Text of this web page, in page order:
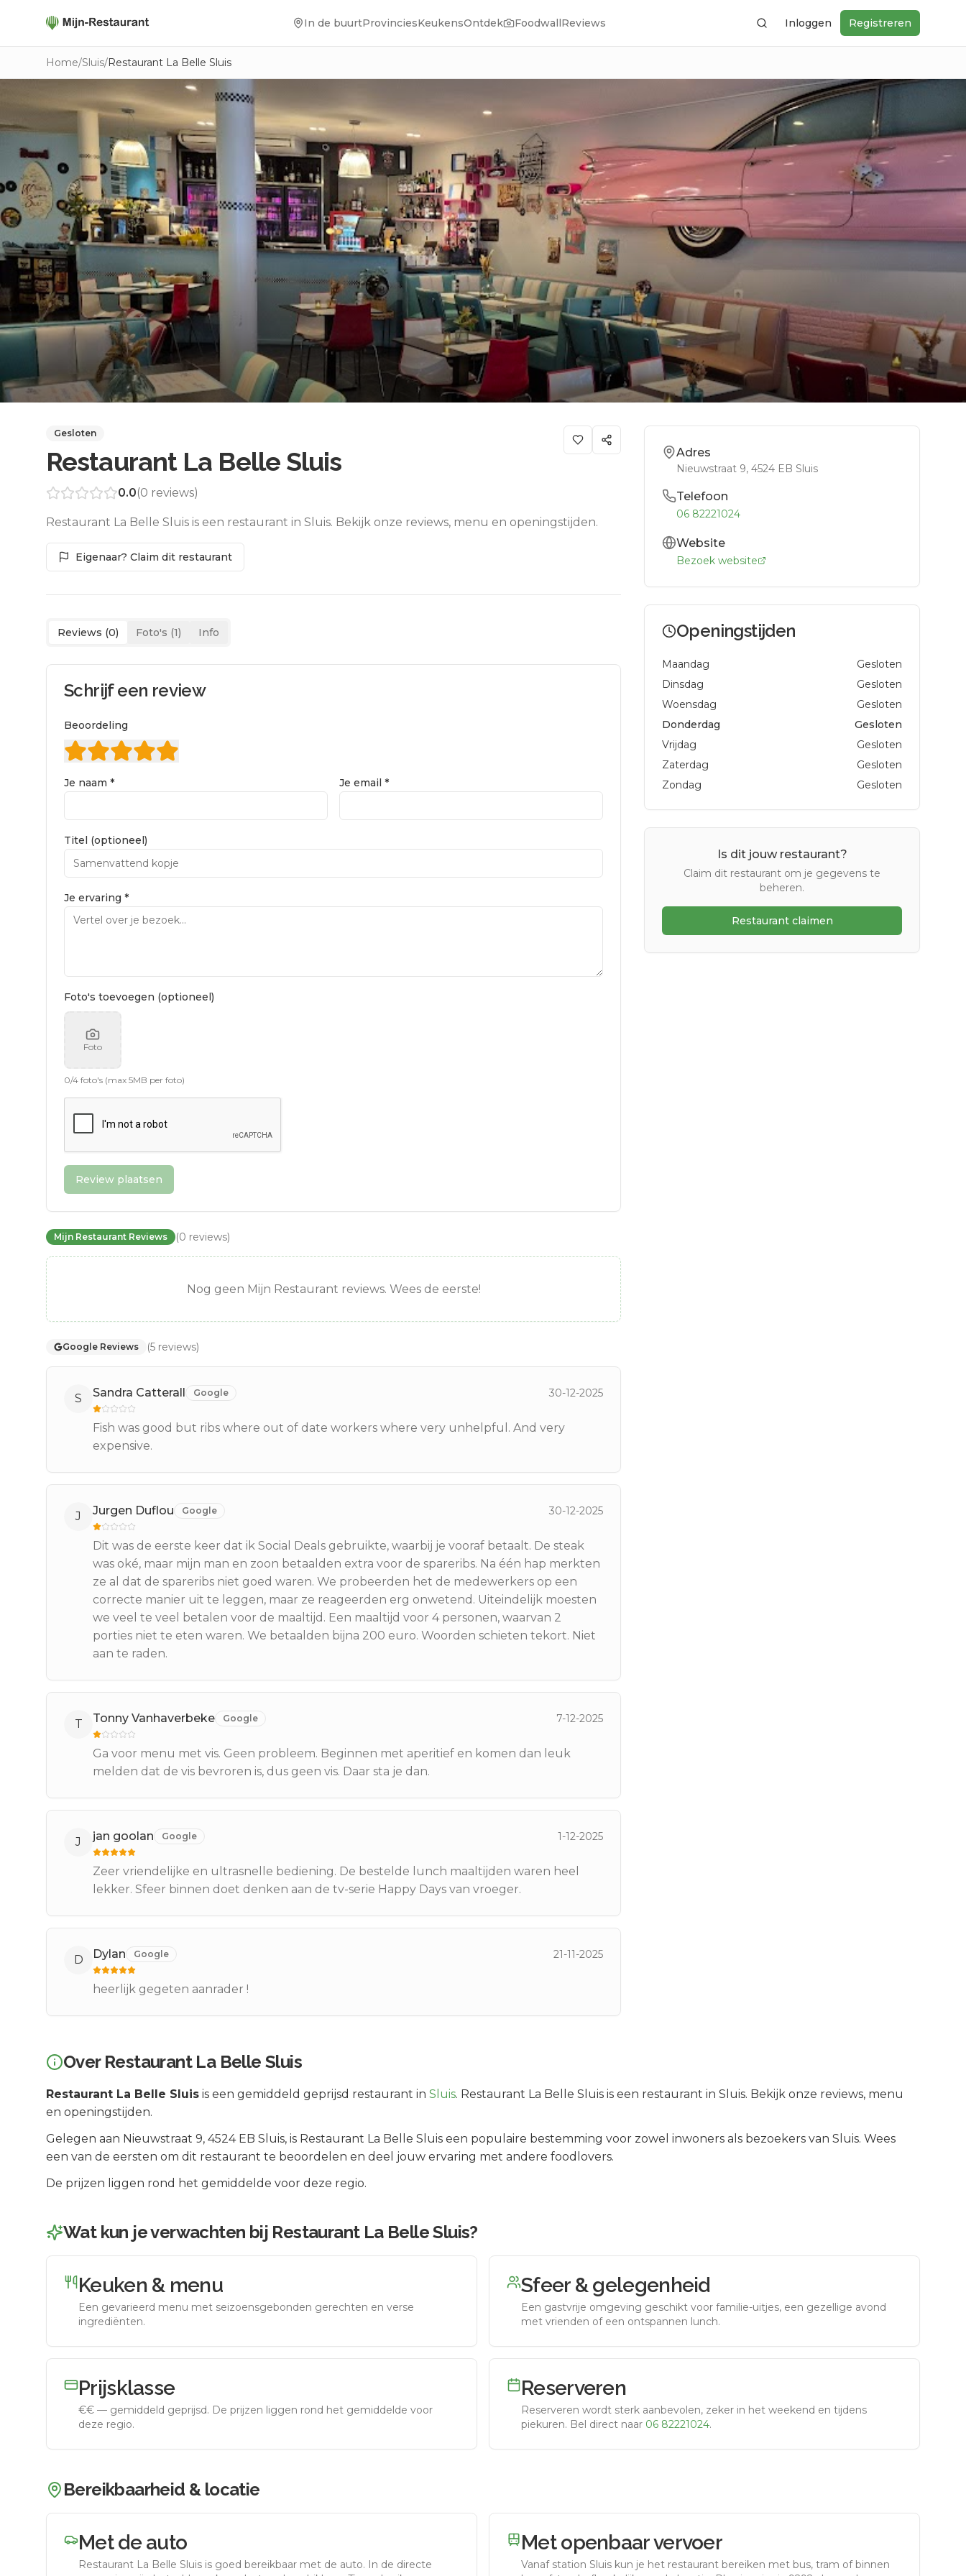
In de buurtProvinciesKeukensOntdek FoodwallReviews ZoekenInloggen Registreren
Home/Sluis/Restaurant La Belle Sluis
Gesloten
Restaurant La Belle Sluis
0.0(0 reviews)
Restaurant La Belle Sluis is een restaurant in Sluis. Bekijk onze reviews, menu en openingstijden.
Eigenaar? Claim dit restaurant
Reviews (0) Foto's (1) Info
Schrijf een review
Beoordeling
Je naam * Je email *
Titel (optioneel)
Je ervaring *
Foto's toevoegen (optioneel)
Foto
0/4 foto's (max 5MB per foto)
Review plaatsen
Mijn Restaurant Reviews (0 reviews)
Nog geen Mijn Restaurant reviews. Wees de eerste!
Google Reviews (5 reviews)
S Sandra Catterall Google 30-12-2025
Fish was good but ribs where out of date workers where very unhelpful. And very
expensive.
J Jurgen Duflou Google 30-12-2025
Dit was de eerste keer dat ik Social Deals gebruikte, waarbij je vooraf betaalt. De steak
was oké, maar mijn man en zoon betaalden extra voor de spareribs. Na één hap merkten
ze al dat de spareribs niet goed waren. We probeerden het de medewerkers op een
correcte manier uit te leggen, maar ze reageerden erg onwetend. Uiteindelijk moesten
we veel te veel betalen voor de maaltijd. Een maaltijd voor 4 personen, waarvan 2
porties niet te eten waren. We betaalden bijna 200 euro. Woorden schieten tekort. Niet
aan te raden.
T Tonny Vanhaverbeke Google 7-12-2025
Ga voor menu met vis. Geen probleem. Beginnen met aperitief en komen dan leuk
melden dat de vis bevroren is, dus geen vis. Daar sta je dan.
J jan goolan Google 1-12-2025
Zeer vriendelijke en ultrasnelle bediening. De bestelde lunch maaltijden waren heel
lekker. Sfeer binnen doet denken aan de tv-serie Happy Days van vroeger.
D Dylan Google 21-11-2025
heerlijk gegeten aanrader !
Adres
Nieuwstraat 9, 4524 EB Sluis
Telefoon
06 82221024
Website
Bezoek website
Openingstijden
Maandag
Gesloten
Dinsdag
Gesloten
Woensdag
Gesloten
Donderdag
Gesloten
Vrijdag
Gesloten
Zaterdag
Gesloten
Zondag
Gesloten
Is dit jouw restaurant?
Claim dit restaurant om je gegevens te
beheren.
Restaurant claimen
Over Restaurant La Belle Sluis
Restaurant La Belle Sluis is een gemiddeld geprijsd restaurant in Sluis. Restaurant La Belle Sluis is een restaurant in Sluis. Bekijk onze reviews, menu
en openingstijden.
Gelegen aan Nieuwstraat 9, 4524 EB Sluis, is Restaurant La Belle Sluis een populaire bestemming voor zowel inwoners als bezoekers van Sluis. Wees
een van de eersten om dit restaurant te beoordelen en deel jouw ervaring met andere foodlovers.
De prijzen liggen rond het gemiddelde voor deze regio.
Wat kun je verwachten bij Restaurant La Belle Sluis?
Keuken & menu
Een gevarieerd menu met seizoensgebonden gerechten en verse
ingrediënten.
Sfeer & gelegenheid
Een gastvrije omgeving geschikt voor familie-uitjes, een gezellige avond
met vrienden of een ontspannen lunch.
Prijsklasse
€€ — gemiddeld geprijsd. De prijzen liggen rond het gemiddelde voor
deze regio.
Reserveren
Reserveren wordt sterk aanbevolen, zeker in het weekend en tijdens
piekuren. Bel direct naar 06 82221024.
Bereikbaarheid & locatie
Met de auto
Restaurant La Belle Sluis is goed bereikbaar met de auto. In de directe
Met openbaar vervoer
Vanaf station Sluis kun je het restaurant bereiken met bus, tram of binnen